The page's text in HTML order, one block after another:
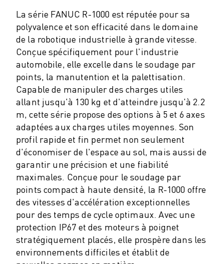
DURABILITÉ DU ROBOSHOT
ROBOSHOT ENSEMBLE DE ROBOTS
ROBOSHOT MAINTENANCE PRÉVENTIVE
COÛT TOTAL D'UNE ROBOSHOT
MACHINES D'ÉLECTROÉROSION PAR FIL
ROBOCUT MACHINES D'ÉLECTROÉROSION À FIL
ROBOCUT MATÉRIEL
LOGICIEL ROBOCUT
ROBOCUT MAINTENANCE PRÉVENTIVE
DURABILITÉ DU ROBOCUT
SOLUTIONS IIOT
SOLUTIONS POUR L'USINE INTELLIGENTE
DES SOLUTIONS D'USINE INTELLIGENTE POUR AMÉLIORER
ENREGISTREMENT DU PRODUIT "
TÉMOIGNAGES
INDUSTRIES
TOUTES LES INDUSTRIES
AÉROSPATIALE
AUTOMOBILE
La série FANUC R-1000 est réputée pour sa
polyvalence et son efficacité dans le domaine
de la robotique industrielle à grande vitesse.
Conçue spécifiquement pour l'industrie
automobile, elle excelle dans le soudage par
points, la manutention et la palettisation.
Capable de manipuler des charges utiles
allant jusqu'à 130 kg et d'atteindre jusqu'à 2.2
m, cette série propose des options à 5 et 6 axes
adaptées aux charges utiles moyennes. Son
profil rapide et fin permet non seulement
d'économiser de l'espace au sol, mais aussi de
garantir une précision et une fiabilité
maximales. Conçue pour le soudage par
points compact à haute densité, la R-1000 offre
des vitesses d'accélération exceptionnelles
pour des temps de cycle optimaux. Avec une
protection IP67 et des moteurs à poignet
stratégiquement placés, elle prospère dans les
environnements difficiles et établit de